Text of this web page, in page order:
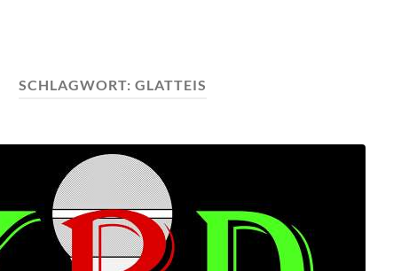
SCHLAGWORT: GLATTEIS